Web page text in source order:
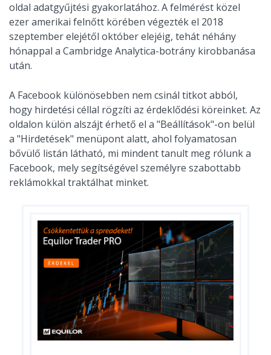
oldal adatgyűjtési gyakorlatához. A felmérést közel
ezer amerikai felnőtt körében végezték el 2018
szeptember elejétől október elejéig, tehát néhány
hónappal a Cambridge Analytica-botrány kirobbanása
után.
A Facebook különösebben nem csinál titkot abból,
hogy hirdetési céllal rögzíti az érdeklődési köreinket. Az
oldalon külön alszájt érhető el a "Beállítások"-on belül
a "Hirdetések" menüpont alatt, ahol folyamatosan
bővülő listán látható, mi mindent tanult meg rólunk a
Facebook, mely segítségével személyre szabottabb
reklámokkal traktálhat minket.